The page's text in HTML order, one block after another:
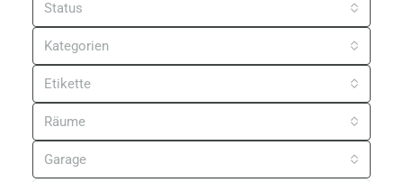
Status
Kategorien
Etikette
Räume
Garage